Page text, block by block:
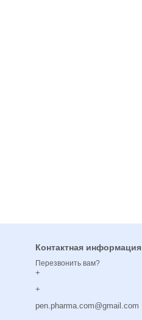
Контактная информация
Перезвонить вам?
+
+
pen.pharma.com@gmail.com